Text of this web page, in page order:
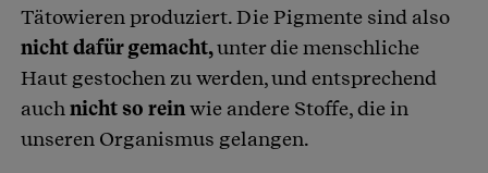
Tätowieren produziert. Die Pigmente sind also
nicht dafür gemacht,unter die menschliche
Haut gestochen zu werden, und entsprechend
auchnicht so reinwie andere Stoffe, die in
unseren Organismus gelangen.